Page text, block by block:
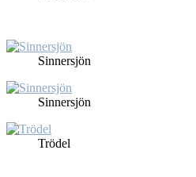
Sin­ners­jön
Sin­ners­jön
Trö­del